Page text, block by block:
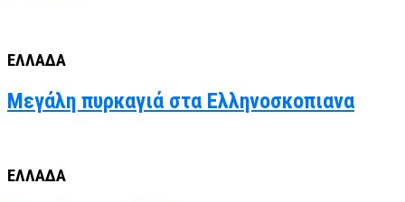
ΕΛΛΑΔΑ
Μεγάλη πυρκαγιά στα Ελληνοσκοπιανα
ΕΛΛΑΔΑ